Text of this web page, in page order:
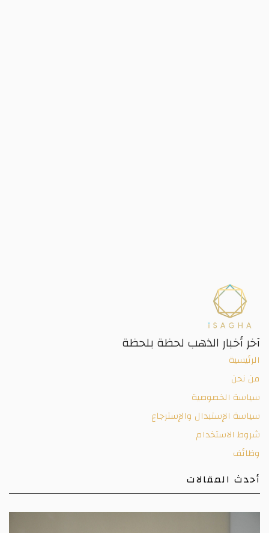
آخر أخبار الذهب لحظة بلحظة
الرئيسية
من نحن
سياسة الخصوصية
سياسة الإستبدال والإسترجاع
شروط الاستخدام
وظائف
أحدث المقالات